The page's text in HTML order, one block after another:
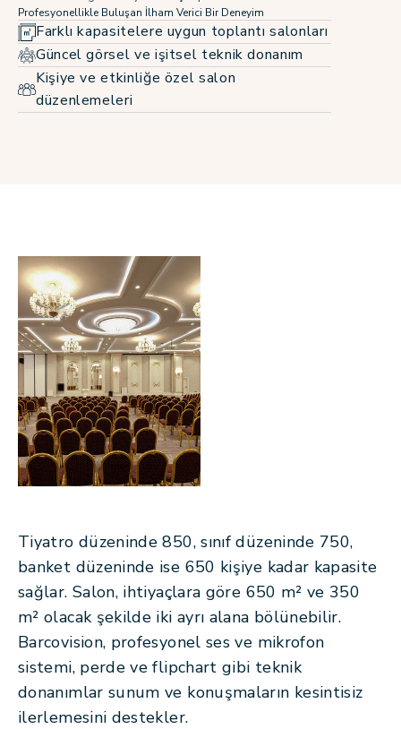
Profesyonellikle Buluşan İlham Verici Bir Deneyim
Farklı kapasitelere uygun toplantı salonları
Güncel görsel ve işitsel teknik donanım
Kişiye ve etkinliğe özel salon
düzenlemeleri
Tiyatro düzeninde 850, sınıf düzeninde 750,
banket düzeninde ise 650 kişiye kadar kapasite
sağlar. Salon, ihtiyaçlara göre 650 m² ve 350
m² olacak şekilde iki ayrı alana bölünebilir.
Barcovision, profesyonel ses ve mikrofon
sistemi, perde ve flipchart gibi teknik
donanımlar sunum ve konuşmaların kesintisiz
ilerlemesini destekler.